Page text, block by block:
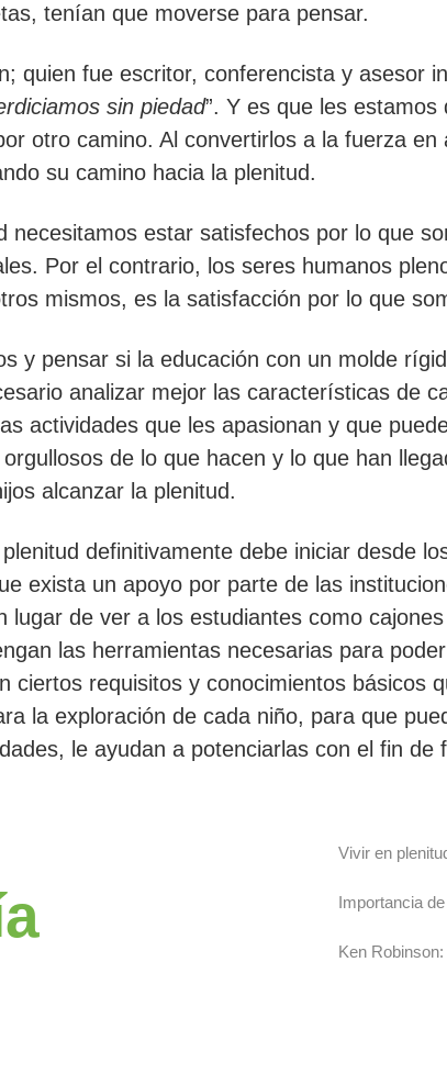
tenían que moverse para pensar.
quien fue escritor, conferencista y asesor
sin piedad”. Y es que les
otro camino. Al convertirlos a la fuerza
su camino hacia la plenitud.
necesitamos estar satisfechos por lo que
Por el contrario, los seres humanos
mismos, es la satisfacción por lo que
y pensar si la educación con un molde
analizar mejor las características de
actividades que les apasionan y que
de lo que hacen y lo que han
alcanzar la plenitud.
definitivamente debe iniciar desde
exista un apoyo por parte de las
lugar de ver a los estudiantes como
las herramientas necesarias para
ciertos requisitos y conocimientos básicos
la exploración de cada niño, para que
le ayudan a potenciarlas con el fin de
Vivir en
Importancia
Ken